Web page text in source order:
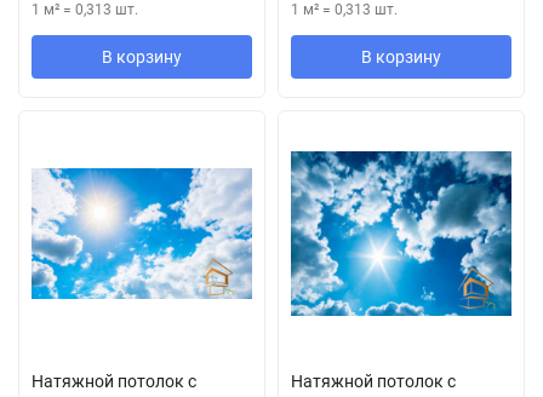
1 м² = 0,313 шт.
В корзину
1 м² = 0,313 шт.
В корзину
Натяжной потолок с
Натяжной потолок с